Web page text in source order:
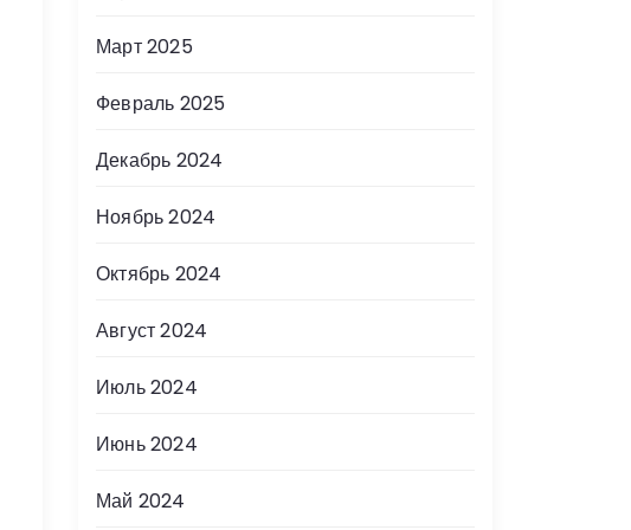
Март 2025
Февраль 2025
Декабрь 2024
Ноябрь 2024
Октябрь 2024
Август 2024
Июль 2024
Июнь 2024
Май 2024